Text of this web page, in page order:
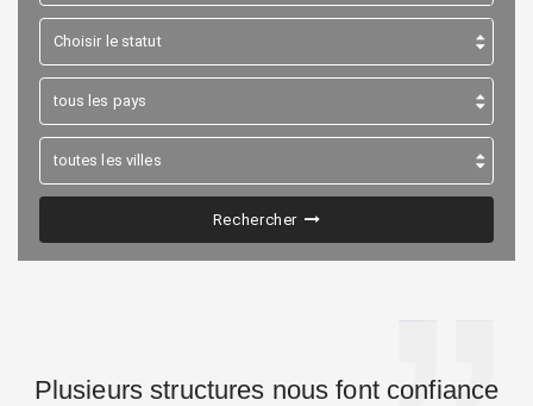
Rechercher
Plusieurs structures nous font confiance